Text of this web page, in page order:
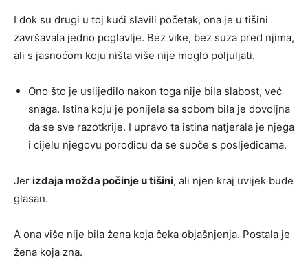
I dok su drugi u toj kući slavili početak, ona je u tišini
završavala jedno poglavlje. Bez vike, bez suza pred njima,
ali s jasnoćom koju ništa više nije moglo poljuljati.
Ono što je uslijedilo nakon toga nije bila slabost, već
snaga. Istina koju je ponijela sa sobom bila je dovoljna
da se sve razotkrije. I upravo ta istina natjerala je njega
i cijelu njegovu porodicu da se suoče s posljedicama.
Jer izdaja možda počinje u tišini, ali njen kraj uvijek bude
glasan.
A ona više nije bila žena koja čeka objašnjenja. Postala je
žena koja zna.